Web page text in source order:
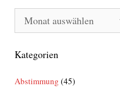
Bisher
auf
Rund
den
Brustring
Kategorien
Abstimmung (45)